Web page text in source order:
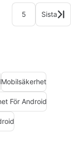
5 Sista
Mobilsäkerhet
För Android